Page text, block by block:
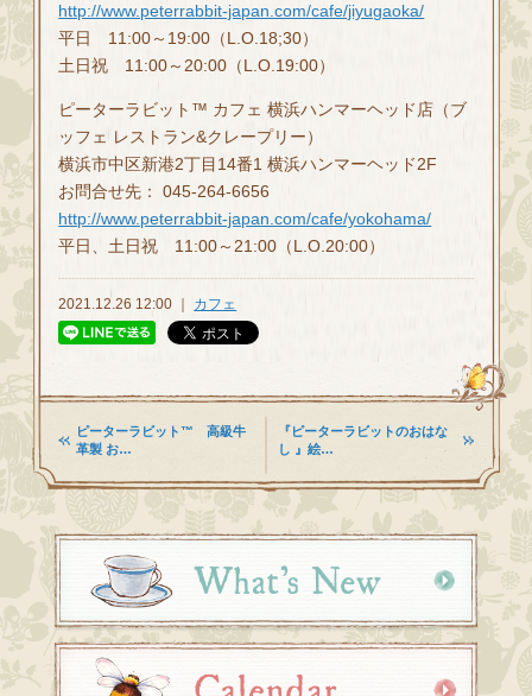
http://www.peterrabbit-japan.com/cafe/jiyugaoka/
平日 11:00～19:00（L.O.18;30）
土日祝 11:00～20:00（L.O.19:00）
ピーターラビット™ カフェ 横浜ハンマーヘッド店（ブ
ッフェ レストラン&クレープリー）
横浜市中区新港2丁目14番1 横浜ハンマーヘッド2F
お問合せ先： 045-264-6656
http://www.peterrabbit-japan.com/cafe/yokohama/
平日、土日祝 11:00～21:00（L.O.20:00）
2021.12.26 12:00 ｜ カフェ
ピーターラビット™ 高級牛
革製 お…
『ピーターラビットのおはな
し 』絵…